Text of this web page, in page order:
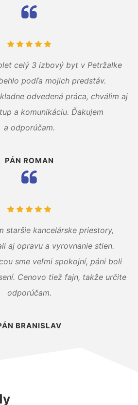
celý 3 izbový byt v Petržalke
podľa mojich predstáv.
odvedená práca, chválim aj
a komunikáciu. Ďakujem
a odporúčam.
PÁN ROMAN
staršie kancelárske priestory,
aj opravu a vyrovnanie stien.
sme veľmi spokojní, páni boli
Cenovo tiež fajn, takže určite
odporúčam.
BRANISLAV